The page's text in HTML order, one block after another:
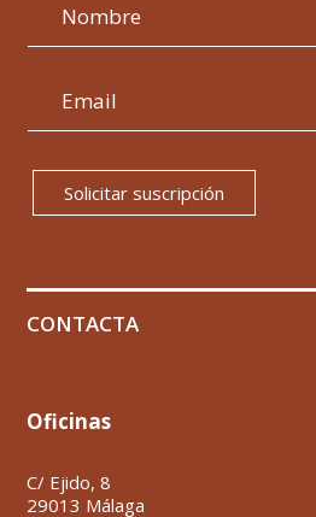
Solicitar suscripción
CONTACTA
Oficinas
C/ Ejido, 8
29013 Málaga